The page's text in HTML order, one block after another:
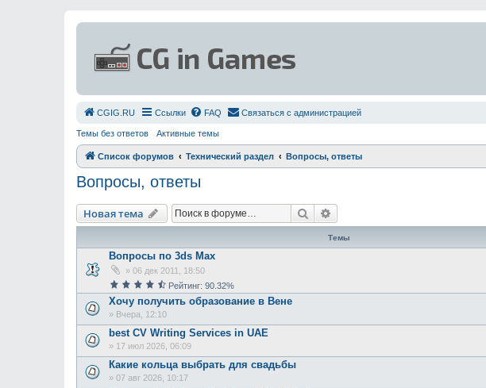
СGIG.RU Ссылки FAQ Связаться с администрацией
Темы без ответов Активные темы
Список форумов Технический раздел Вопросы, ответы
Вопросы, ответы
Новая тема Поиск
Темы
Вопросы по 3ds Max
» 06 дек 2011, 18:50
Рейтинг: 90.32%
Хочу получить образование в Вене
» Вчера, 12:10
best CV Writing Services in UAE
» 17 июл 2026, 06:09
Какие кольца выбрать для свадьбы
» 07 авг 2026, 10:17